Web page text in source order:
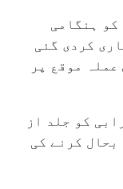
کو ہنگامی
کردی گئی
موقع پر
کو جلد از
بحال کرنے کی